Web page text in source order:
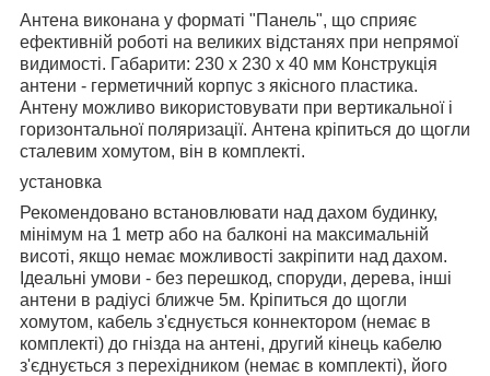
Антена виконана у форматі "Панель", що сприяє
ефективній роботі на великих відстанях при непрямої
видимості. Габарити: 230 x 230 x 40 мм Конструкція
антени - герметичний корпус з якісного пластика.
Антену можливо використовувати при вертикальної і
горизонтальної поляризації. Антена кріпиться до щогли
сталевим хомутом, він в комплекті.
установка
Рекомендовано встановлювати над дахом будинку,
мінімум на 1 метр або на балконі на максимальній
висоті, якщо немає можливості закріпити над дахом.
Ідеальні умови - без перешкод, споруди, дерева, інші
антени в радіусі ближче 5м. Кріпиться до щогли
хомутом, кабель з'єднується коннектором (немає в
комплекті) до гнізда на антені, другий кінець кабелю
з'єднується з перехідником (немає в комплекті), його